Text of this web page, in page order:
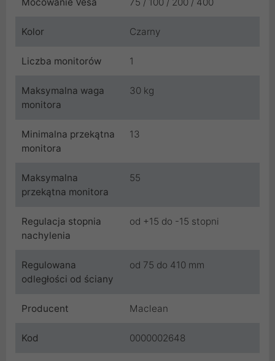
Mocowanie Vesa 75 / 100 / 200 / 400
Kolor Czarny
Liczba monitorów 1
Maksymalna waga
monitora
30 kg
Minimalna przekątna
monitora
13
Maksymalna
przekątna monitora
55
Regulacja stopnia
nachylenia
od +15 do -15 stopni
Regulowana
odległości od ściany
od 75 do 410 mm
Producent Maclean
Kod 0000002648